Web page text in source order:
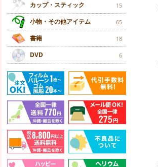
カップ・スティック 15
小物・その他アイテム 65
書籍 18
DVD 6